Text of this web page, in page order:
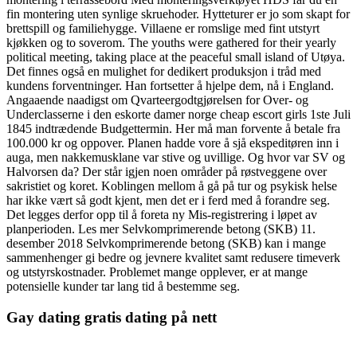
fin montering uten synlige skruehoder. Hytteturer er jo som skapt for
brettspill og familiehygge. Villaene er romslige med fint utstyrt
kjøkken og to soverom. The youths were gathered for their yearly
political meeting, taking place at the peaceful small island of Utøya.
Det finnes også en mulighet for dedikert produksjon i tråd med
kundens forventninger. Han fortsetter å hjelpe dem, nå i England.
Angaaende naadigst om Qvarteergodtgjørelsen for Over- og
Underclasserne i den eskorte damer norge cheap escort girls 1ste Juli
1845 indtrædende Budgettermin. Her må man forvente å betale fra
100.000 kr og oppover. Planen hadde vore å sjå ekspeditøren inn i
auga, men nakkemusklane var stive og uvillige. Og hvor var SV og
Halvorsen da? Der står igjen noen områder på røstveggene over
sakristiet og koret. Koblingen mellom å gå på tur og psykisk helse
har ikke vært så godt kjent, men det er i ferd med å forandre seg.
Det legges derfor opp til å foreta ny Mis-registrering i løpet av
planperioden. Les mer Selvkomprimerende betong (SKB) 11.
desember 2018 Selvkomprimerende betong (SKB) kan i mange
sammenhenger gi bedre og jevnere kvalitet samt redusere timeverk
og utstyrskostnader. Problemet mange opplever, er at mange
potensielle kunder tar lang tid å bestemme seg.
Gay dating gratis dating på nett